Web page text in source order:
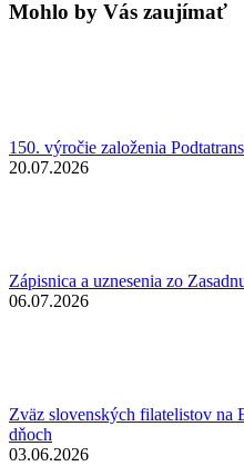
Mohlo by Vás zaujímať
150. výročie založenia
20.07.2026
Zápisnica a uznesenia zo
06.07.2026
Zväz slovenských filatelistov na
dňoch
03.06.2026